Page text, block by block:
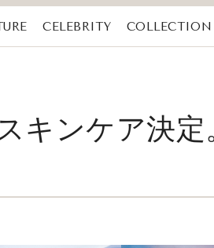
CELEBRITY
COLLECTION
キンケア決